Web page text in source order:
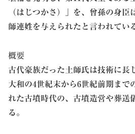
（はじつかさ）」を、曾孫の身臣
師連姓を与えられたと言われてい
概要
古代豪族だった土師氏は技術に長
大和の4世紀末から6世紀前期まで
れた古墳時代の、古墳造営や葬送
る。